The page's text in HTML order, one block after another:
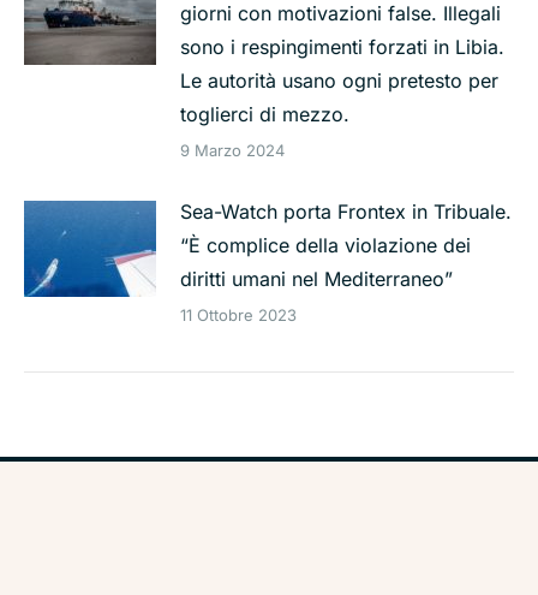
giorni con motivazioni false. Illegali
sono i respingimenti forzati in Libia.
Le autorità usano ogni pretesto per
toglierci di mezzo.
9 Marzo 2024
Sea-Watch porta Frontex in Tribuale.
“È complice della violazione dei
diritti umani nel Mediterraneo”
11 Ottobre 2023